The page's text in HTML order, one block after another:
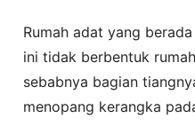
Rumah adat yang
ini tidak berbentuk
sebabnya bagian
menopang kerangka